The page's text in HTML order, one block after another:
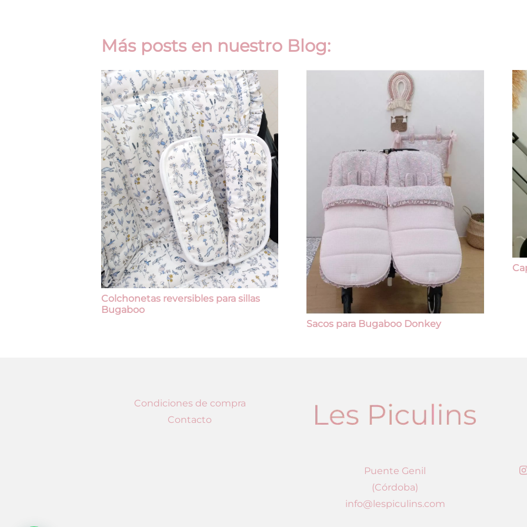
Más posts en nuestro Blog:
Colchonetas reversibles para sillas
Bugaboo
Sacos para Bugaboo Donkey
Condiciones de compra
Contacto
Puente Genil
(Córdoba)
info@lespiculins.com